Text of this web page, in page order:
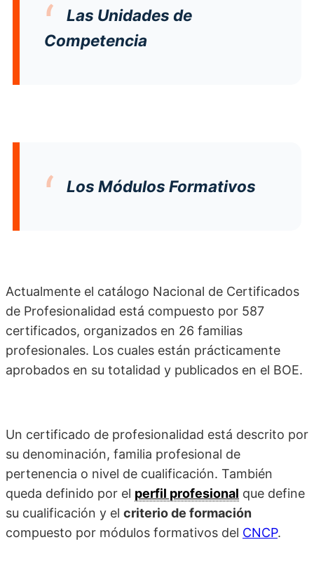
Las Unidades de
Competencia
Los Módulos Formativos
Actualmente el catálogo Nacional de Certificados
de Profesionalidad está compuesto por 587
certificados, organizados en 26 familias
profesionales. Los cuales están prácticamente
aprobados en su totalidad y publicados en el BOE.
Un certificado de profesionalidad está descrito por
su denominación, familia profesional de
pertenencia o nivel de cualificación. También
queda definido por el perfil profesional que define
su cualificación y el criterio de formación
compuesto por módulos formativos del CNCP.